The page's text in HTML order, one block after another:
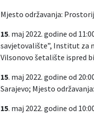
Mjesto održavanja:
15. maj 2022. godine od
savjetovalište”, Institut za
Vilsonovo šetalište ispred
15. maj 2022. godine od
Sarajevo; Mjesto
15. maj 2022. godine od